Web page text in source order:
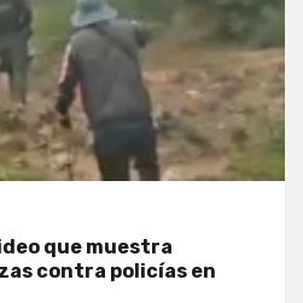
que muestra
contra policías en